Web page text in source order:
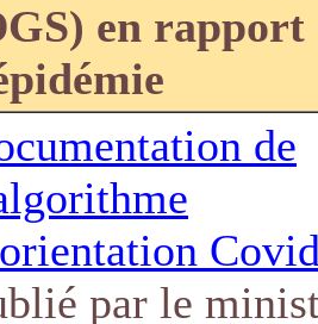
en rapport
de
par le